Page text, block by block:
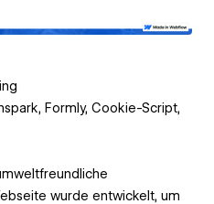
Formly, Cookie-Script,
wurde entwickelt, um